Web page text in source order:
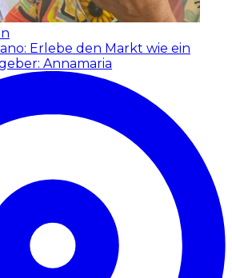
Erlebe den Markt wie ein
Annamaria